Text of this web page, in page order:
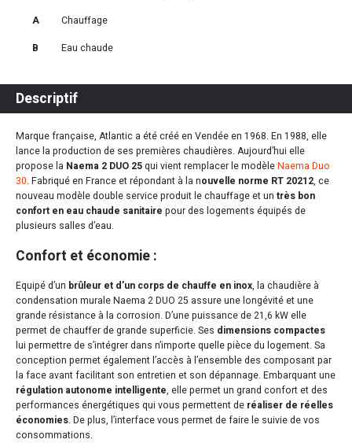
A
Chauffage
B
Eau chaude
Descriptif
Marque française, Atlantic a été créé en Vendée en 1968. En 1988, elle
lance la production de ses premières chaudières. Aujourd’hui elle
propose la Naema 2 DUO 25qui vient remplacer le modèleNaema Duo
30. Fabriqué en France et répondant à la nouvelle norme RT 20212, ce
nouveau modèle double service produit le chauffage et un très bon
confort en eau chaude sanitaire pour des logements équipés de
plusieurs salles d’eau.
Confort et économie :
Equipé d’un brûleur et d’un corps de chauffe en inox, la chaudière à
condensation murale Naema 2 DUO 25 assure une longévité et une
grande résistance à la corrosion. D’une puissance de 21,6 kW elle
permet de chauffer de grande superficie. Ses dimensions compactes
lui permettre de s’intégrer dans n’importe quelle pièce du logement. Sa
conception permet également l’accès à l’ensemble des composant par
la face avant facilitant son entretien et son dépannage. Embarquant une
régulation autonome intelligente, elle permet un grand confort et des
performances énergétiques qui vous permettent de réaliser de réelles
économies. De plus, l’interface vous permet de faire le suivie de vos
consommations.